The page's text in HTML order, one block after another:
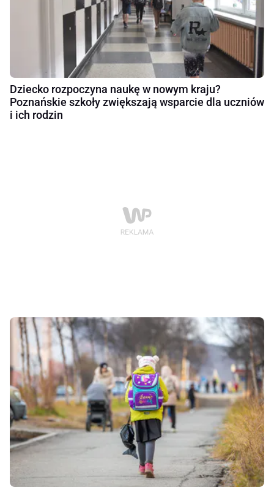
Dziecko rozpoczyna naukę w nowym kraju?
Poznańskie szkoły zwiększają wsparcie dla uczniów
i ich rodzin